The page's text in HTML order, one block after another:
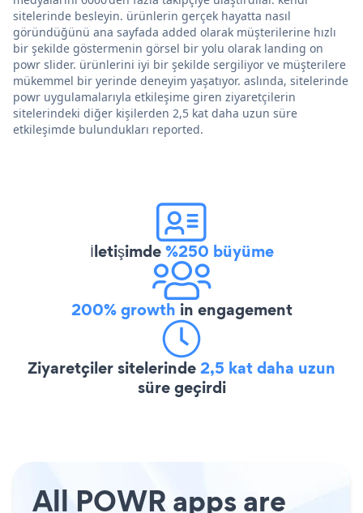
sitelerinde besleyin. ürünlerin gerçek hayatta nasıl
göründüğünü ana sayfada added olarak müşterilerine hızlı
bir şekilde göstermenin görsel bir yolu olarak landing on
powr slider. ürünlerini iyi bir şekilde sergiliyor ve müşterilere
mükemmel bir yerinde deneyim yaşatıyor. aslında, sitelerinde
powr uygulamalarıyla etkileşime giren ziyaretçilerin
sitelerindeki diğer kişilerden 2,5 kat daha uzun süre
etkileşimde bulundukları reported.
İletişimde%250 büyüme
200% growth in engagement
Ziyaretçiler sitelerinde2,5 kat daha uzun
süre geçirdi
All POWR apps are